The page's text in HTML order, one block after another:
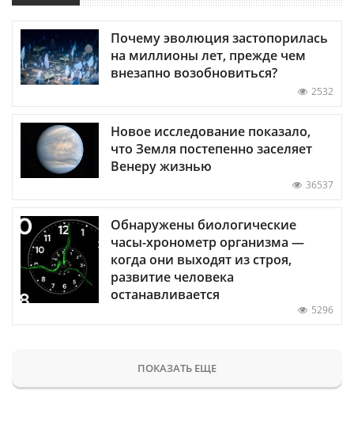
Почему эволюция застопорилась
на миллионы лет, прежде чем
внезапно возобновиться?
2532
Новое исследование показало,
что Земля постепенно заселяет
Венеру жизнью
36537
Обнаружены биологические
часы-хронометр организма —
когда они выходят из строя,
развитие человека
останавливается
5296
ПОКАЗАТЬ ЕЩЕ